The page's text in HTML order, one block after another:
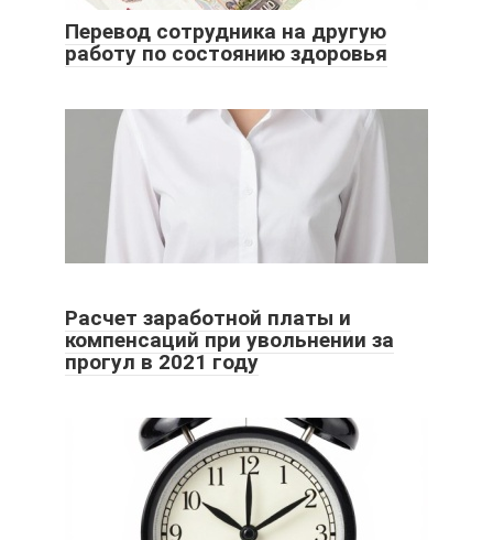
Перевод сотрудника на другую
работу по состоянию здоровья
Расчет заработной платы и
компенсаций при увольнении за
прогул в 2021 году